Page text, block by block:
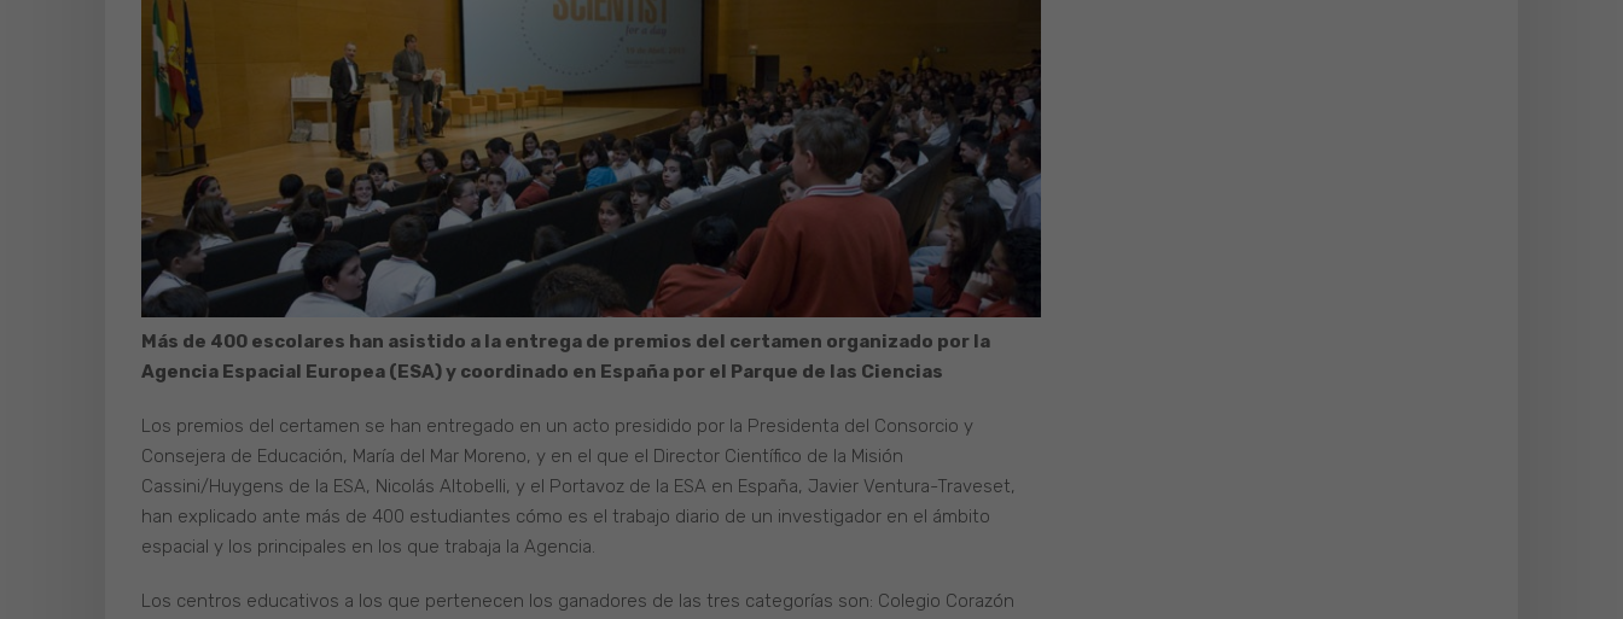
Más de 400 escolares han asistido a la entrega de premios del certamen organizado por la
Agencia Espacial Europea (ESA) y coordinado en España por el Parque de las Ciencias
Los premios del certamen se han entregado en un acto presidido por la Presidenta del Consorcio y
Consejera de Educación, María del Mar Moreno, y en el que el Director Científico de la Misión
Cassini/Huygens de la ESA, Nicolás Altobelli, y el Portavoz de la ESA en España, Javier Ventura-Traveset,
han explicado ante más de 400 estudiantes cómo es el trabajo diario de un investigador en el ámbito
espacial y los principales en los que trabaja la Agencia.
Los centros educativos a los que pertenecen los ganadores de las tres categorías son: Colegio Corazón